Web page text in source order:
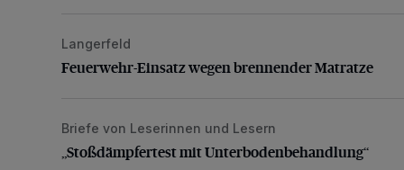
Feuerwehr-Einsatz wegen brennender Matratze
Langerfeld
Feuerwehr-Einsatz wegen brennender Matratze
„Stoßdämpfertest mit Unterbodenbehandlung“
Briefe von Leserinnen und Lesern
„Stoßdämpfertest mit Unterbodenbehandlung“